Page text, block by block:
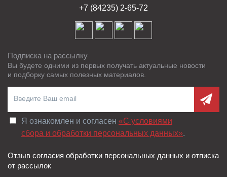
+7 (84235) 2-65-72
Подписка на рассылку
Вы будете одними из первых получать актуальные новости
и подборку самых полезных материалов.
Я ознакомлен и согласен «C условиями
сбора и обработки персональных данных».
Отзыв согласия обработки персональных данных и отписка
от рассылок